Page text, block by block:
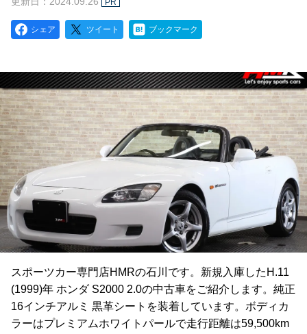
PR
シェア ツイート ブックマーク
スポーツカー専門店HMRの石川です。新規入庫したH.11
(1999)年 ホンダ S2000 2.0の中古車をご紹介します。純正
16インチアルミ 黒革シートを装着しています。ボディカ
ラーはプレミアムホワイトパールで走行距離は59,500km